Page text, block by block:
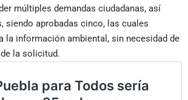
múltiples demandas ciudadanas, así
siendo aprobadas cinco, las cuales
la información ambiental, sin necesidad de
la solicitud.